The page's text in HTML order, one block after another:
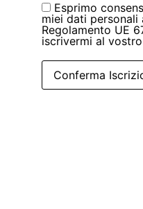
Esprimo
miei dati personali
Regolamento UE
iscrivermi al
Conferma